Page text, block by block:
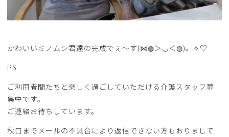
かわいいミノムシ君達の完成でぇ～す(⋈◍＞◡＜◍)。✧♡
PS
ご利用者間たちと楽しく過ごしていただける介護スタッフ募
集中です。
ご連絡お待ちしています。
秋口までメールの不具合により返信できない方もおりまして